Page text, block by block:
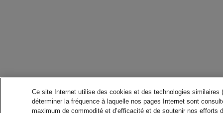
Ce site Internet utilise des cookies et des technologies
déterminer la fréquence à laquelle nos pages Internet sont
maximum de commodité et d’efficacité et de soutenir nos